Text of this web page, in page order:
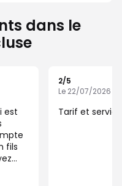
dans le
est
fils
2/5
Le 22/07/2026 -
Tarif et